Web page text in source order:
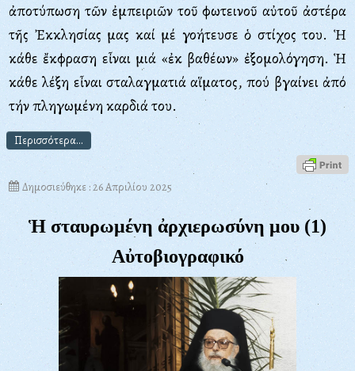
ἀποτύπωση τῶν ἐμπειριῶν τοῦ φωτεινοῦ αὐτοῦ ἀστέρα
τῆς Ἐκκλησίας μας καί μέ γοήτευσε ὁ στίχος του. Ἡ
κάθε ἔκφραση εἶναι μιά «ἐκ βαθέων» ἐξομολόγηση. Ἡ
κάθε λέξη εἶναι σταλαγματιά αἵματος, πού βγαίνει ἀπό
τήν πληγωμένη καρδιά του.
Περισσότερα...
Δημοσιεύθηκε : 26 Απριλίου 2025
Ἡ σταυρωμένη ἀρχιερωσύνη μου (1)
Αὐτοβιογραφικό